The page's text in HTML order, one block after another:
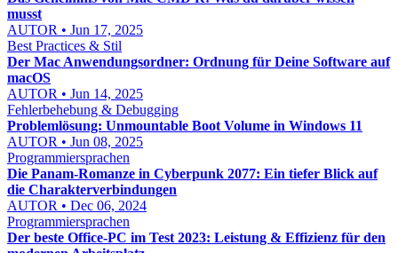
musst
AUTOR • Jun 17, 2025
Best Practices & Stil
Der Mac Anwendungsordner: Ordnung für Deine Software auf
macOS
AUTOR • Jun 14, 2025
Fehlerbehebung & Debugging
Problemlösung: Unmountable Boot Volume in Windows 11
AUTOR • Jun 08, 2025
Programmiersprachen
Die Panam-Romanze in Cyberpunk 2077: Ein tiefer Blick auf
die Charakterverbindungen
AUTOR • Dec 06, 2024
Programmiersprachen
Der beste Office-PC im Test 2023: Leistung & Effizienz für den